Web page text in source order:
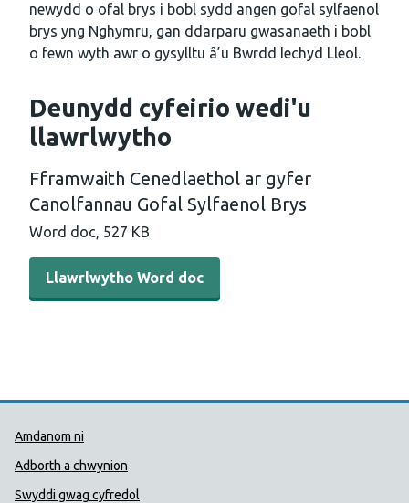
newydd o ofal brys i bobl sydd angen gofal sylfaenol
brys yng Nghymru, gan ddarparu gwasanaeth i bobl
o fewn wyth awr o gysylltu â’u Bwrdd Iechyd Lleol.
Deunydd cyfeirio wedi'u
llawrlwytho
Fframwaith Cenedlaethol ar gyfer
Canolfannau Gofal Sylfaenol Brys
Word doc, 527 KB
Llawrlwytho Word doc
Dolenni Cymorth Iechyd
Amdanom ni
Adborth a chwynion
Swyddi gwag cyfredol